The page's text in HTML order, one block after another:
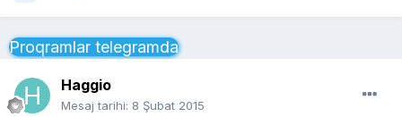
Proqramlar telegramda
Haggio
Mesaj tarihi: 8 Şubat 2015